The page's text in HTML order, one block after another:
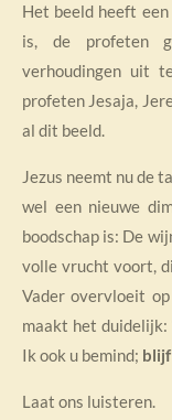
Het beeld heeft
is, de profeten
verhoudingen uit
profeten Jesaja,
al dit beeld.
Jezus neemt nu de
wel een nieuwe
boodschap is: De
volle vrucht voort,
Vader overvloeit
maakt het duidelijk:
Ik ook u bemind;
Laat ons luisteren.